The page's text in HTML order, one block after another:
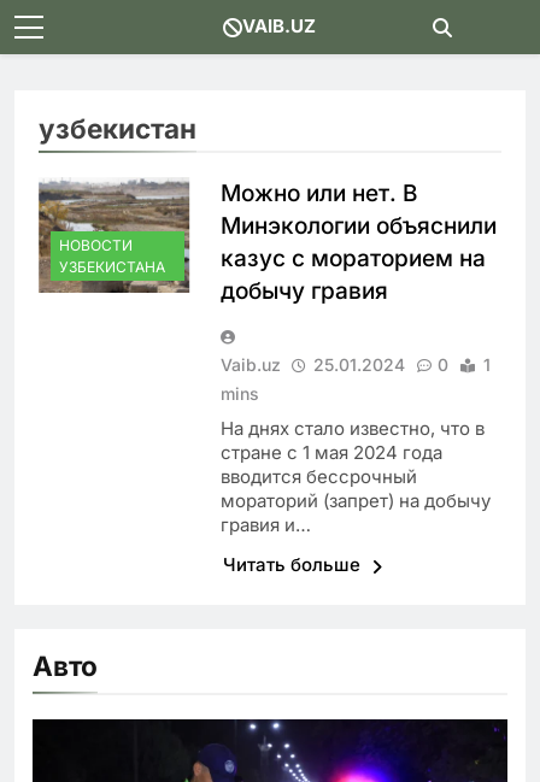
Skip
to
VAIB.UZ
узбекистан
НОВОСТИ
УЗБЕКИСТАНА
Можно или нет. В
Минэкологии объяснили
казус с мораторием на
добычу гравия
Vaib.uz 25.01.2024 0
1
mins
На днях стало известно, что в
стране с 1 мая 2024 года
вводится бессрочный
мораторий (запрет) на добычу
гравия и…
Читать больше
Авто